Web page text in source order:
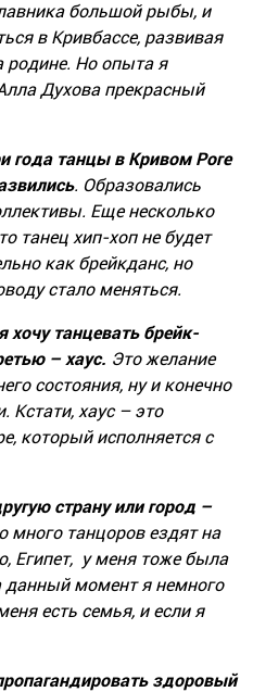
большой рыбы, и
в Кривбассе, развивая
родине. Но опыта я
Духова прекрасный
года танцы в Кривом Роге
. Образовались
Еще несколько
танец хип-хоп не будет
как брейкданс, но
стало меняться.
хочу танцевать брейк-
– хаус. Это желание
состояния, ну и конечно
хаус – это
который исполняется с
страну или город –
много танцоров ездят на
Египет, у меня тоже была
данный момент я немного
есть семья, и если я
здоровый